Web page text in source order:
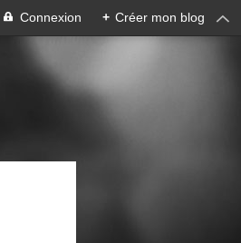
Connexion + Créer mon blog